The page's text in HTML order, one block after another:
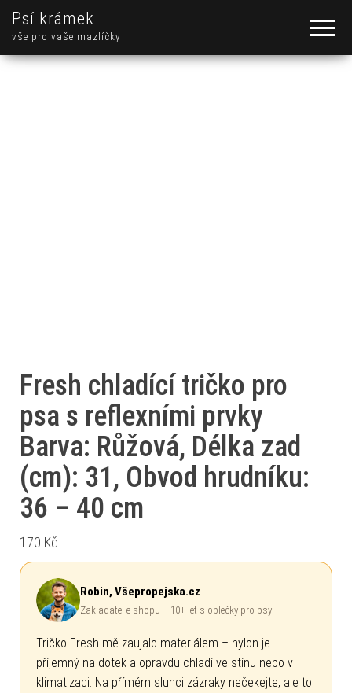
Psí krámek
vše pro vaše mazlíčky
Fresh chladící tričko pro
psa s reflexními prvky
Barva: Růžová, Délka zad
(cm): 31, Obvod hrudníku:
36 – 40 cm
170 Kč
Robin, Všepropejska.cz
Zakladatel e-shopu – 10+ let s oblečky pro psy
Tričko Fresh mě zaujalo materiálem – nylon je
příjemný na dotek a opravdu chladí ve stínu nebo v
klimatizaci. Na přímém slunci zázraky nečekejte, ale to